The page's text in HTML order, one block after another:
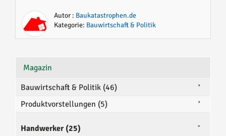
Autor : Baukatastrophen.de
Kategorie: Bauwirtschaft & Politik
Magazin
Bauwirtschaft & Politik (46)
Produktvorstellungen (5)
Handwerker (25)